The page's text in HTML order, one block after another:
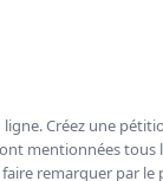
Créez une
mentionnées tous
remarquer par le